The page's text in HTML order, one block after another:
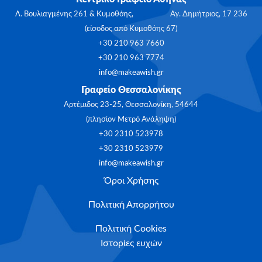
Λ. Βουλιαγμένης 261 & Κυμοθόης, Αγ. Δημήτριος, 17 236
(είσοδος από Κυμοθόης 67)
+30 210 963 7660
+30 210 963 7774
info@makeawish.gr
Γραφείο Θεσσαλονίκης
Αρτέμιδος 23-25, Θεσσαλονίκη, 54644
(πλησίον Μετρό Ανάληψη)
+30 2310 523978
+30 2310 523979
info@makeawish.gr
Όροι Χρήσης
Πολιτική Απορρήτου
Πολιτική Cookies
Ιστορίες ευχών